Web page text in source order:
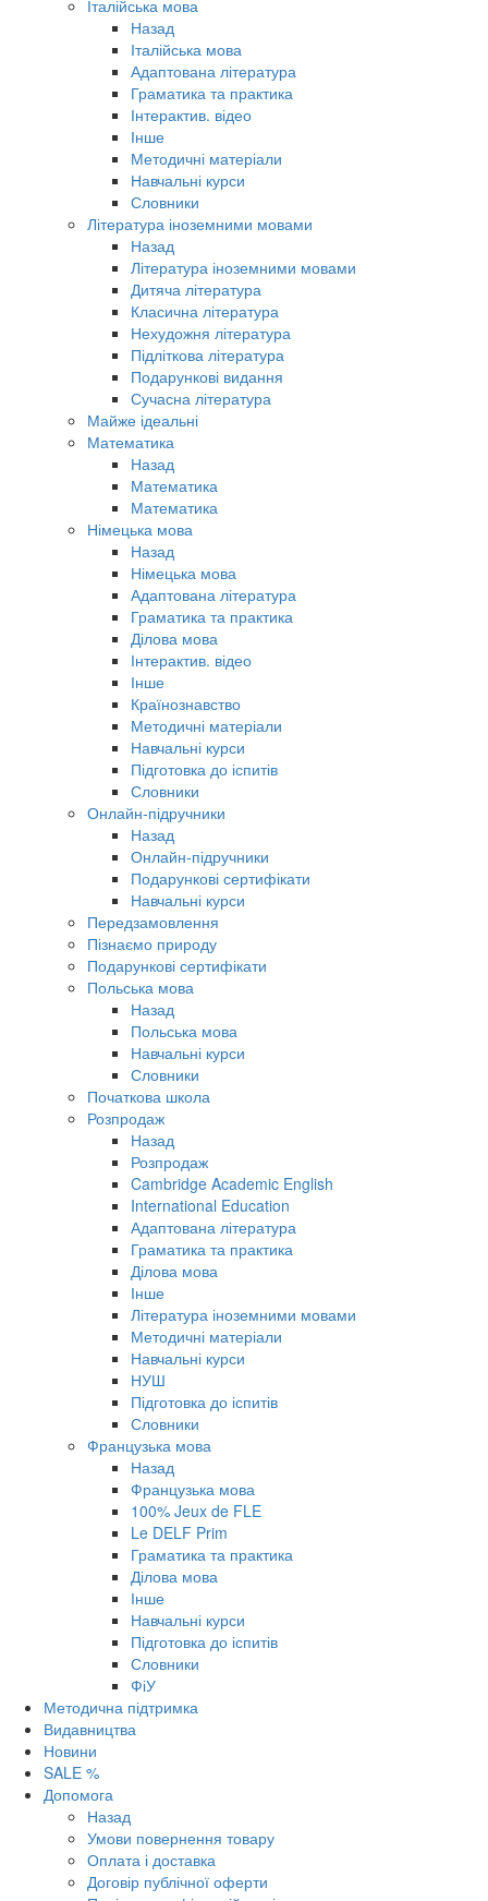
Італійська мова
Назад
Італійська мова
Адаптована література
Граматика та практика
Інтерактив. відео
Інше
Методичні матеріали
Навчальні курси
Словники
Література іноземними мовами
Назад
Література іноземними мовами
Дитяча література
Класична література
Нехудожня література
Підліткова література
Подарункові видання
Сучасна література
Майже ідеальні
Математика
Назад
Математика
Математика
Німецька мова
Назад
Німецька мова
Адаптована література
Граматика та практика
Ділова мова
Інтерактив. відео
Інше
Країнознавство
Методичні матеріали
Навчальні курси
Підготовка до іспитів
Словники
Онлайн-підручники
Назад
Онлайн-підручники
Подарункові сертифікати
Навчальні курси
Передзамовлення
Пізнаємо природу
Подарункові сертифікати
Польська мова
Назад
Польська мова
Навчальні курси
Словники
Початкова школа
Розпродаж
Назад
Розпродаж
Cambridge Academic English
International Education
Адаптована література
Граматика та практика
Ділова мова
Інше
Література іноземними мовами
Методичні матеріали
Навчальні курси
НУШ
Підготовка до іспитів
Словники
Французька мова
Назад
Французька мова
100% Jeux de FLE
Le DELF Prim
Граматика та практика
Ділова мова
Інше
Навчальні курси
Підготовка до іспитів
Словники
ФіУ
Методична підтримка
Видавництва
Новини
SALE %
Допомога
Назад
Умови повернення товару
Оплата і доставка
Договір публічної оферти